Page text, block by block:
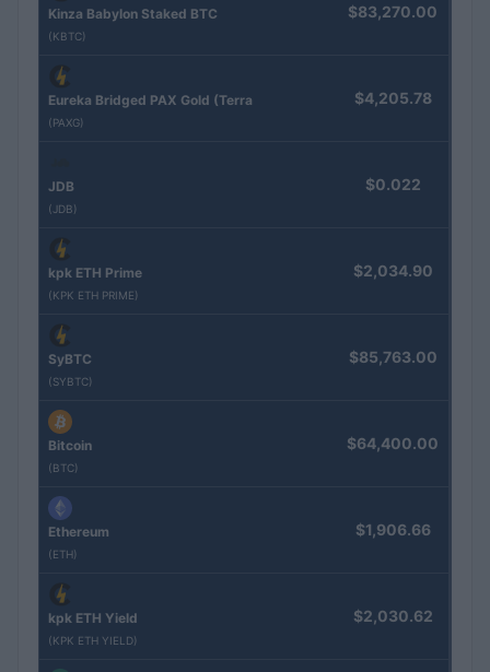
Kinza Babylon Staked BTC
(KBTC)
$83,270.00
Eureka Bridged PAX Gold (Terra
(PAXG)
$4,205.78
JDB
(JDB)
$0.022
kpk ETH Prime
(KPK ETH PRIME)
$2,034.90
SyBTC
(SYBTC)
$85,763.00
Bitcoin
(BTC)
$64,400.00
Ethereum
(ETH)
$1,906.66
kpk ETH Yield
(KPK ETH YIELD)
$2,030.62